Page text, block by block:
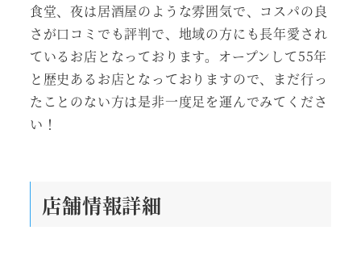
食堂、夜は居酒屋のような雰囲気で、コスパの良
さが口コミでも評判で、地域の方にも長年愛され
ているお店となっております。オープンして55年
と歴史あるお店となっておりますので、まだ行っ
たことのない方は是非一度足を運んでみてくださ
い！
店舗情報詳細